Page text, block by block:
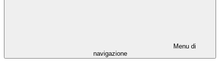
Menu di
navigazione